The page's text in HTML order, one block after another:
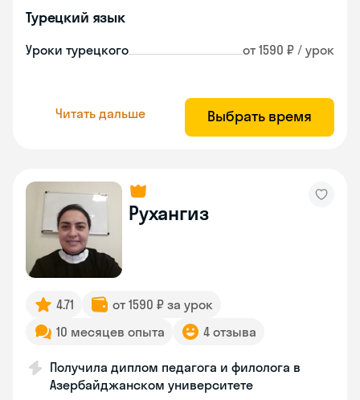
Турецкий язык
Уроки турецкого от 1590 ₽ / урок
Читать дальше Выбрать время
Рухангиз
4.71
от 1590 ₽ за урок
10 месяцев опыта
4 отзыва
Получила диплом педагога и филолога в
Азербайджанском университете